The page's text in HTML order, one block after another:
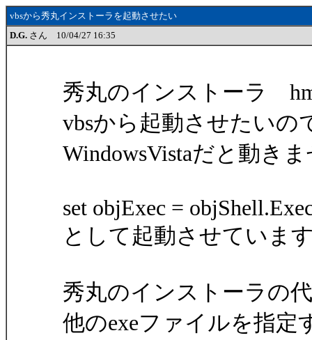
vbsから秀丸インストーラを起動させたい
D.G. さん 10/04/27 16:35
秀丸のインストーラ
vbsから起動させたいの
WindowsVistaだと動き
set objExec =
として起動させていま
秀丸のインストーラの
他のexeファイルを指定